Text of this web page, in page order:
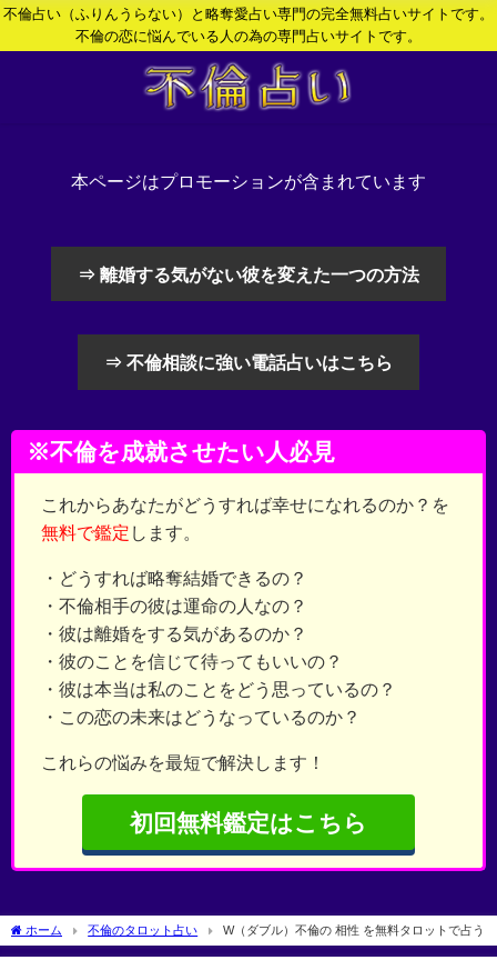
不倫占い（ふりんうらない）と略奪愛占い専門の完全無料占いサイトです。
不倫の恋に悩んでいる人の為の専門占いサイトです。
本ページはプロモーションが含まれています
⇒ 離婚する気がない彼を変えた一つの方法
⇒ 不倫相談に強い電話占いはこちら
※不倫を成就させたい人必見
これからあなたがどうすれば幸せになれるのか？を
無料で鑑定 します。
・どうすれば略奪結婚できるの？
・不倫相手の彼は運命の人なの？
・彼は離婚をする気があるのか？
・彼のことを信じて待ってもいいの？
・彼は本当は私のことをどう思っているの？
・この恋の未来はどうなっているのか？
これらの悩みを最短で解決します！
初回無料鑑定はこちら
ホーム 不倫のタロット占い W（ダブル）不倫の 相性 を無料タロットで占う